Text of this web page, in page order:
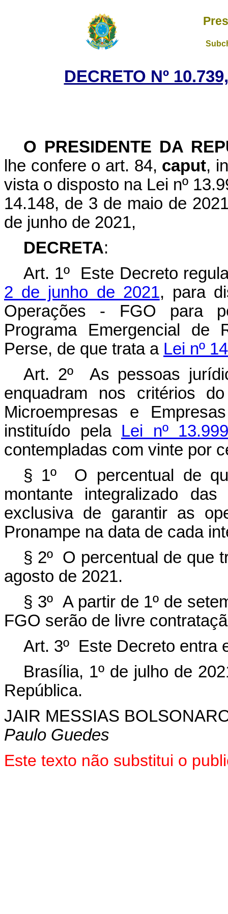
DECRETO Nº
O PRESIDENTE DA
lhe confere o art. 84, caput,
vista o disposto na Lei nº
14.148, de 3 de maio de
de junho de 2021,
DECRETA:
Art. 1º Este Decreto
2 de junho de 2021, para
Operações - FGO para
Programa Emergencial
Perse, de que trata a Lei nº
Art. 2º As pessoas
enquadram nos critérios
Microempresas e
instituído pela Lei nº
contempladas com vinte por
§ 1º O percentual de
montante integralizado
exclusiva de garantir as
Pronampe na data de cada
§ 2º O percentual de que
agosto de 2021.
§ 3º A partir de 1º de
FGO serão de livre
Art. 3º Este Decreto entra
Brasília, 1º de julho de
República.
JAIR MESSIAS
Paulo Guedes
Este texto não substitui o